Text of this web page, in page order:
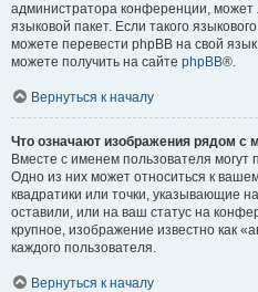
администратора конференции, может
языковой пакет. Если такого
можете перевести phpBB на свой
можете получить на сайте phpBB®.
Вернуться к началу
Что означают изображения рядом с
Вместе с именем пользователя могут
Одно из них может относиться к
квадратики или точки, указывающие
оставили, или на ваш статус на
крупное, изображение известно как
каждого пользователя.
Вернуться к началу